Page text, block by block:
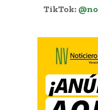
TikTok: